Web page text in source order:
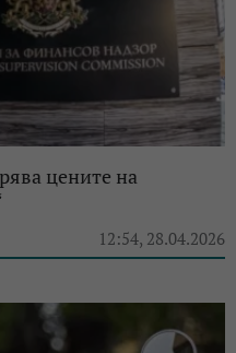
цените на
12:54, 28.04.2026